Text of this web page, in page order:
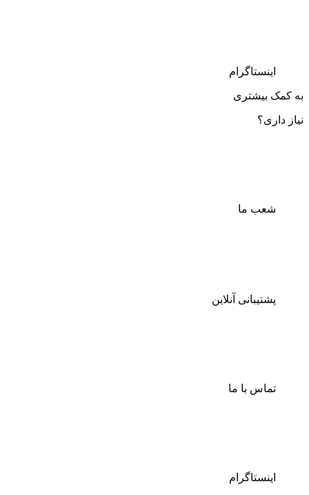
اینستاگرام
به کمک بیشتری
نیاز داری؟
شعب ما
پشتیبانی آنلاین
تماس با ما
اینستاگرام